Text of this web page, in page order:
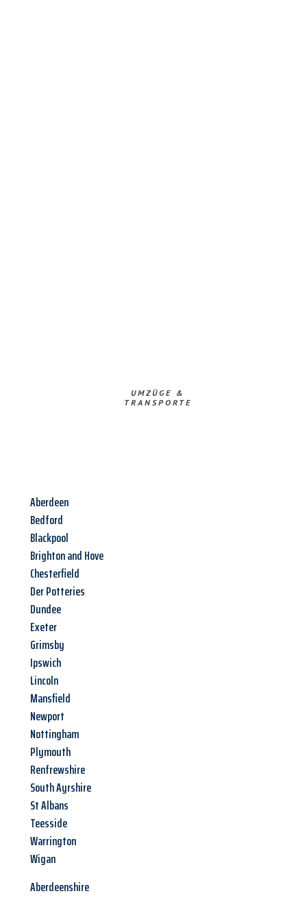
UMZÜGE &
TRANSPORTE
Aberdeen
Bedford
Blackpool
Brighton and Hove
Chesterfield
Der Potteries
Dundee
Exeter
Grimsby
Ipswich
Lincoln
Mansfield
Newport
Nottingham
Plymouth
Renfrewshire
South Ayrshire
St Albans
Teesside
Warrington
Wigan
Aberdeenshire